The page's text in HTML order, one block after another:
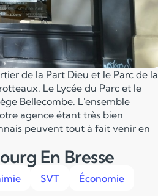
de la Part Dieu et le Parc de la
Le Lycée du Parc et le
Bellecombe. L'ensemble
agence étant très bien
peuvent tout à fait venir en
En Bresse
SVT Économie